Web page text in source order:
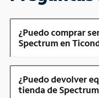
¿Puedo comprar
Spectrum en
¿Puedo devolver
tienda de